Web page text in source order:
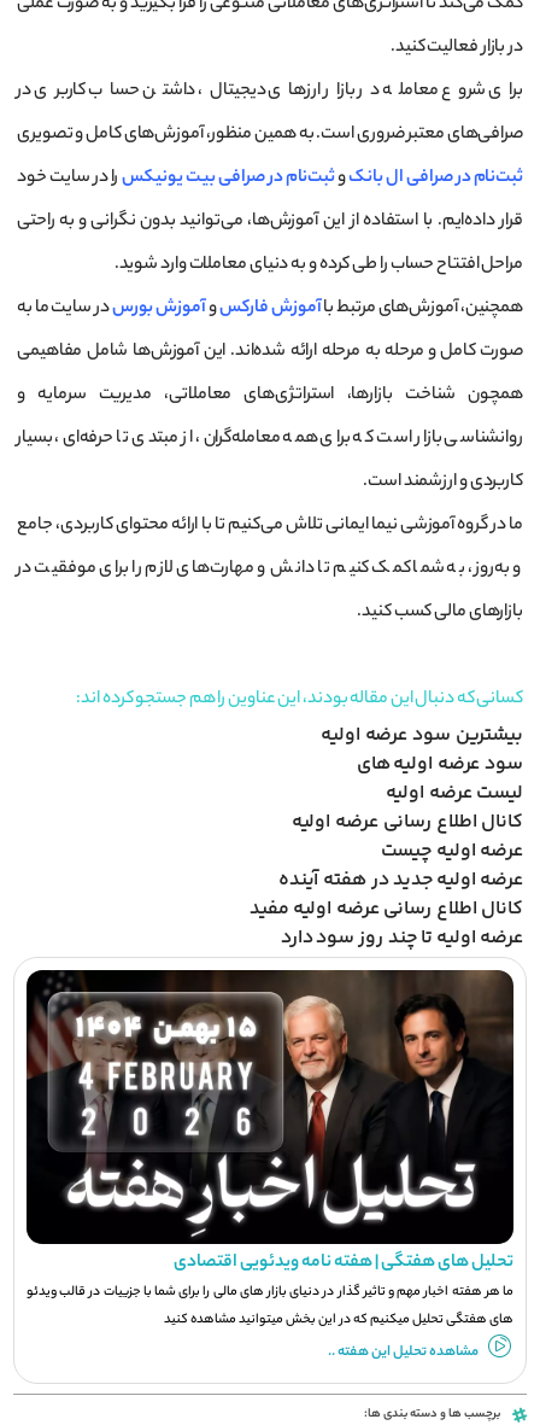
در بازار فعالیت کنید.
برای شروع معامله در بازار ارزهای دیجیتال، داشتن حساب کاربری در
صرافی‌های معتبر ضروری است. به همین منظور، آموزش‌های کامل و تصویری
ثبت‌نام در صرافی ال بانکوثبت‌نام در صرافی بیت یونیکسرا در سایت خود
قرار داده‌ایم. با استفاده از این آموزش‌ها، می‌توانید بدون نگرانی و به راحتی
مراحل افتتاح حساب را طی کرده و به دنیای معاملات وارد شوید.
همچنین، آموزش‌های مرتبط باآموزش فارکسوآموزش بورسدر سایت ما به
صورت کامل و مرحله به مرحله ارائه شده‌اند. این آموزش‌ها شامل مفاهیمی
همچون شناخت بازارها، استراتژی‌های معاملاتی، مدیریت سرمایه و
روانشناسی بازار است که برای همه معامله‌گران، از مبتدی تا حرفه‌ای، بسیار
کاربردی و ارزشمند است.
ما در گروه آموزشی نیما ایمانی تلاش می‌کنیم تا با ارائه محتوای کاربردی، جامع
و به‌روز، به شما کمک کنیم تا دانش و مهارت‌های لازم را برای موفقیت در
بازارهای مالی کسب کنید.
کسانی که دنبال این مقاله بودند، این عناوین را هم جستجو کرده اند:
بیشترین سود عرضه اولیه
سود عرضه اولیه های
لیست عرضه اولیه
کانال اطلاع رسانی عرضه اولیه
عرضه اولیه چیست
عرضه اولیه جدید در هفته آینده
کانال اطلاع رسانی عرضه اولیه مفید
عرضه اولیه تا چند روز سود دارد
تحلیل های هفتگی | هفته نامه ویدئویی اقتصادی
ما هر هفته اخبار مهم و تاثیر گذار در دنیای بازار های مالی را برای شما با جزيیات در قالب ویدئو
های هفتگی تحلیل میکنیم که در این بخش میتوانید مشاهده کنید
مشاهده تحلیل این هفته ..
برچسب ها و دسته بندی ها: